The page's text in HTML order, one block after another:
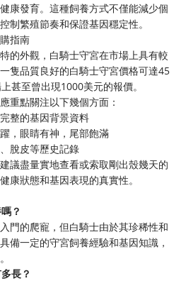
康發育。這種飼養方式不僅能減少個
制繁殖節奏和保證基因穩定性。
指南
的外觀，白騎士守宮在市場上具有較
隻品質良好的白騎士守宮價格可達45
甚至曾出現1000美元的報價。
重點關注以下幾個方面：
整的基因背景資料
，眼睛有神，尾部飽滿
脫皮等歷史記錄
議盡量實地查看或索取剛出殼幾天的
康狀態和基因表現的真實性。
？
門的爬寵，但白騎士由於其珍稀性和
備一定的守宮飼養經驗和基因知識，
長？